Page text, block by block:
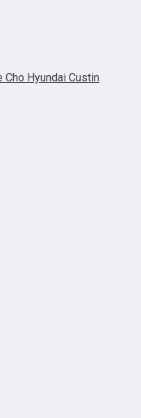
Cho Hyundai Custin